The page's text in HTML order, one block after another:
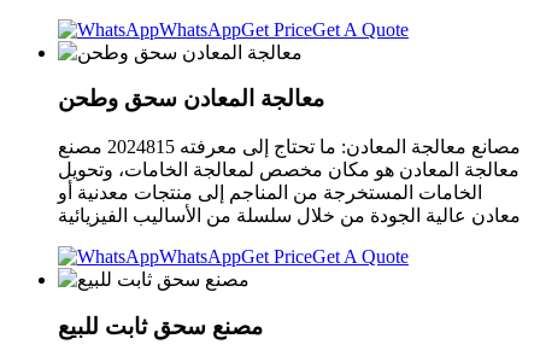
WhatsAppGet PriceGet A Quote
معالجة المعادن سحق وطحن
مصانع معالجة المعادن: ما تحتاج إلى معرفته 2024815 مصنع
معالجة المعادن هو مكان مخصص لمعالجة الخامات، وتحويل
الخامات المستخرجة من المناجم إلى منتجات معدنية أو
معادن عالية الجودة من خلال سلسلة من الأساليب الفيزيائية
WhatsAppGet PriceGet A Quote
مصنع سحق ثابت للبيع